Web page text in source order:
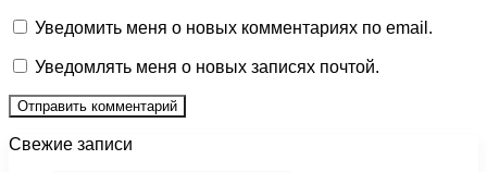
Уведомить меня о новых комментариях по email.
Уведомлять меня о новых записях почтой.
Свежие записи